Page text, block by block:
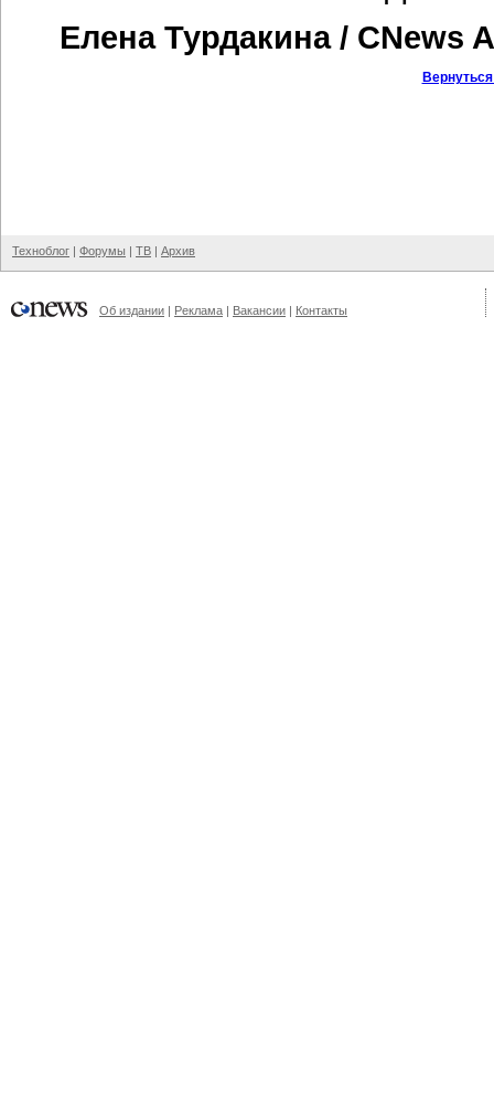
Елена Турдакина / CNews
Техноблог | Форумы | ТВ | Архив
Об издании | Реклама | Вакансии | Контакты